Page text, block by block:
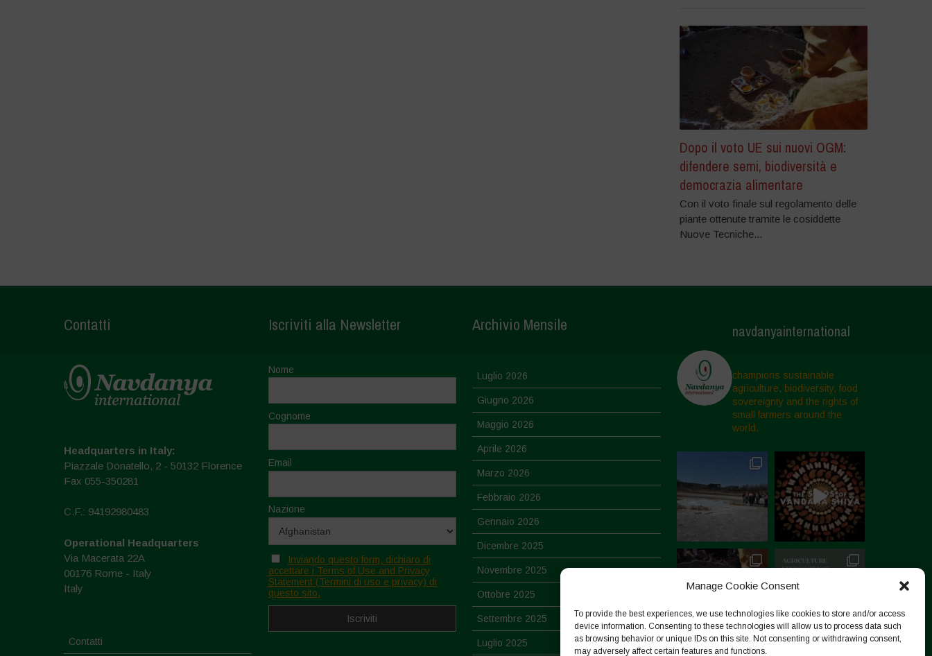
Manage Cookie Consent
To provide the best experiences, we use technologies like cookies to store and/or access
device information. Consenting to these technologies will allow us to process data such
as browsing behavior or unique IDs on this site. Not consenting or withdrawing consent,
may adversely affect certain features and functions.
Dopo il voto UE sui nuovi OGM:
difendere semi, biodiversità e
democrazia alimentare
Con il voto finale sul regolamento delle
piante ottenute tramite le cosiddette
Nuove Tecniche...
Contatti
Headquarters in Italy:
Piazzale Donatello, 2 - 50132 Florence
Fax 055-350281
C.F.: 94192980483
Operational Headquarters
Via Macerata 22A
00176 Rome - Italy
Italy
Contatti
Iscriviti alla Newsletter
Nome
Cognome
Email
Nazione
Inviando questo form, dichiaro di
accettare i Terms of Use and Privacy
Statement (Termini di uso e privacy) di
questo sito.
Archivio Mensile
Luglio 2026
Giugno 2026
Maggio 2026
Aprile 2026
Marzo 2026
Febbraio 2026
Gennaio 2026
Dicembre 2025
Novembre 2025
Ottobre 2025
Settembre 2025
Luglio 2025
navdanyainternational
champions sustainable
agriculture, biodiversity, food
sovereignty and the rights of
small farmers around the
world.